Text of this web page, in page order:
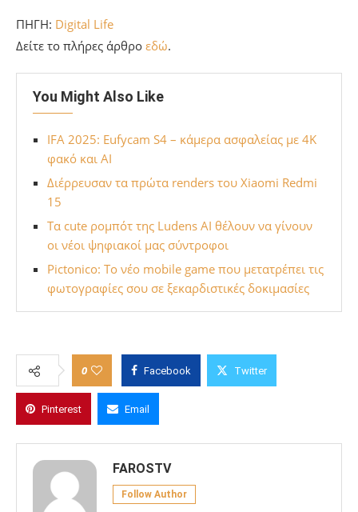
ΠΗΓΗ: Digital Life
Δείτε το πλήρες άρθρο εδώ.
You Might Also Like
IFA 2025: Eufycam S4 – κάμερα ασφαλείας με 4K
φακό και AI
Διέρρευσαν τα πρώτα renders του Xiaomi Redmi
15
Τα cute ρομπότ της Ludens AI θέλουν να γίνουν
οι νέοι ψηφιακοί μας σύντροφοι
Pictonico: Το νέο mobile game που μετατρέπει τις
φωτογραφίες σου σε ξεκαρδιστικές δοκιμασίες
0 Facebook Twitter
Pinterest Email
FAROSTV
Follow Author